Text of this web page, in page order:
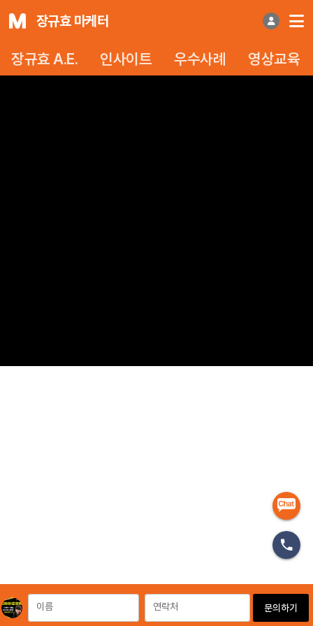
장규효 마케터
장규효 A.E. 인사이트 우수사례 영상교육
이름 연락처 문의하기